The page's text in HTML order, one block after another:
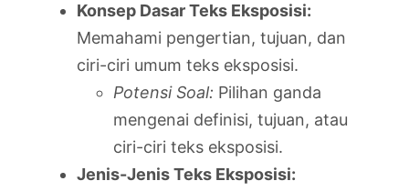
Konsep Dasar Teks Eksposisi:
Memahami pengertian, tujuan, dan
ciri-ciri umum teks eksposisi.
Potensi Soal: Pilihan ganda
mengenai definisi, tujuan, atau
ciri-ciri teks eksposisi.
Jenis-Jenis Teks Eksposisi: